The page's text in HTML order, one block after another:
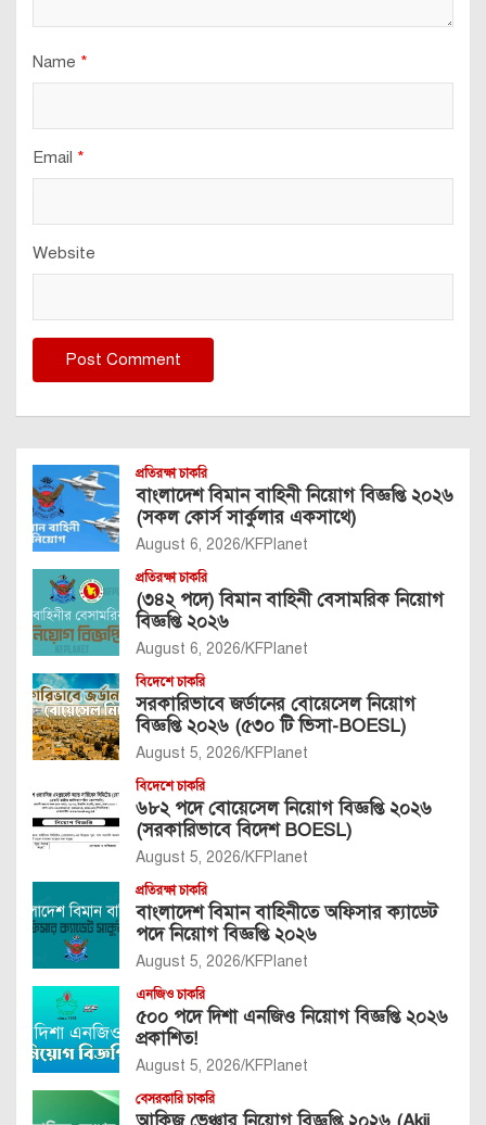
Name *
Email *
Website
প্রতিরক্ষা চাকরি
বাংলাদেশ বিমান বাহিনী নিয়োগ বিজ্ঞপ্তি ২০২৬
(সকল কোর্স সার্কুলার একসাথে)
August 6, 2026 KFPlanet
প্রতিরক্ষা চাকরি
(৩৪২ পদে) বিমান বাহিনী বেসামরিক নিয়োগ
বিজ্ঞপ্তি ২০২৬
August 6, 2026 KFPlanet
বিদেশে চাকরি
সরকারিভাবে জর্ডানের বোয়েসেল নিয়োগ
বিজ্ঞপ্তি ২০২৬ (৫৩০ টি ভিসা-BOESL)
August 5, 2026 KFPlanet
বিদেশে চাকরি
৬৮২ পদে বোয়েসেল নিয়োগ বিজ্ঞপ্তি ২০২৬
(সরকারিভাবে বিদেশ BOESL)
August 5, 2026 KFPlanet
প্রতিরক্ষা চাকরি
বাংলাদেশ বিমান বাহিনীতে অফিসার ক্যাডেট
পদে নিয়োগ বিজ্ঞপ্তি ২০২৬
August 5, 2026 KFPlanet
এনজিও চাকরি
৫০০ পদে দিশা এনজিও নিয়োগ বিজ্ঞপ্তি ২০২৬
প্রকাশিত!
August 5, 2026 KFPlanet
বেসরকারি চাকরি